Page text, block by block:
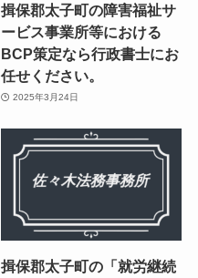
揖保郡太子町の障害福祉サ
ービス事業所等における
BCP策定なら行政書士にお
任せください。
2025年3月24日
揖保郡太子町の「就労継続